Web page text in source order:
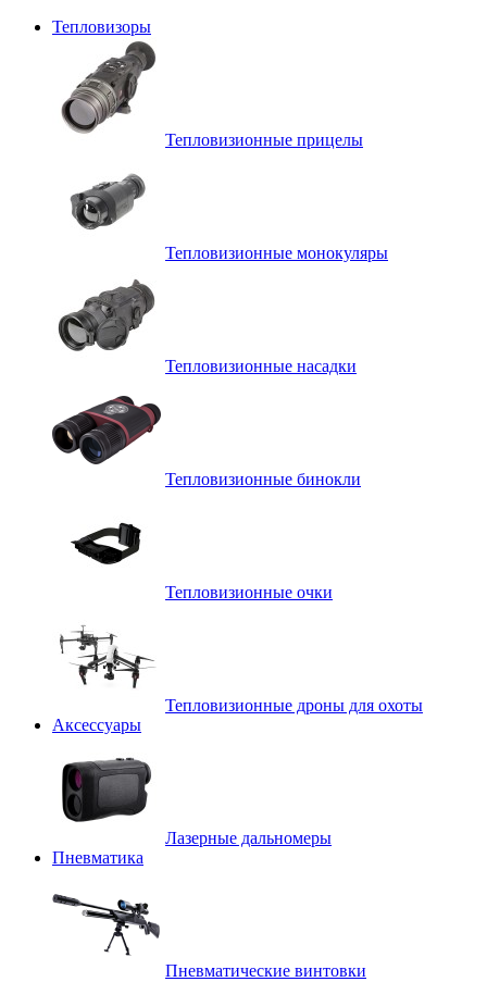
Тепловизоры
Тепловизионные прицелы
Тепловизионные монокуляры
Тепловизионные насадки
Тепловизионные бинокли
Тепловизионные очки
Тепловизионные дроны для охоты
Аксессуары
Лазерные дальномеры
Пневматика
Пневматические винтовки